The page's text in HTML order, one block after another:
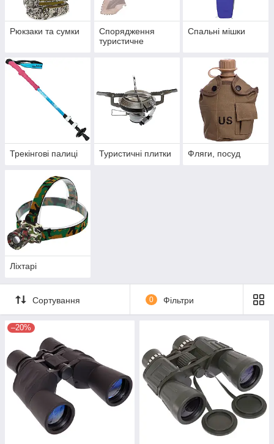
Рюкзаки та сумки
Спорядження
туристичне
Спальні мішки
Трекінгові палиці Туристичні плитки Фляги, посуд
Ліхтарі
Сортування 0 Фільтри
–20%